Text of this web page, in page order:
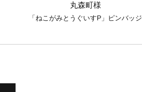
丸森町様
「ねこがみとうぐいすP」ピンバッジ